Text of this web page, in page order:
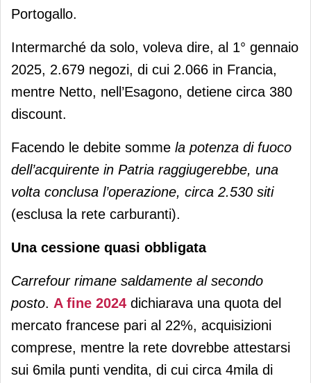
Portogallo.
Intermarché da solo, voleva dire, al 1° gennaio
2025, 2.679 negozi, di cui 2.066 in Francia,
mentre Netto, nell’Esagono, detiene circa 380
discount.
Facendo le debite somme la potenza di fuoco
dell’acquirente in Patria raggiugerebbe, una
volta conclusa l’operazione, circa 2.530 siti
(esclusa la rete carburanti).
Una cessione quasi obbligata
Carrefour rimane saldamente al secondo
posto. A fine 2024 dichiarava una quota del
mercato francese pari al 22%, acquisizioni
comprese, mentre la rete dovrebbe attestarsi
sui 6mila punti vendita, di cui circa 4mila di